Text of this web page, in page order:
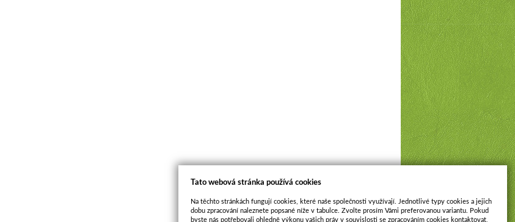
Tato webová stránka používá cookies
Na těchto stránkách fungují cookies, které naše společnosti využívají. Jednotlivé typy cookies a jejich
dobu zpracování naleznete popsané níže v tabulce. Zvolte prosím Vámi preferovanou variantu. Pokud
byste nás potřebovali ohledně výkonu vašich práv v souvislosti se zpracováním cookies kontaktovat,